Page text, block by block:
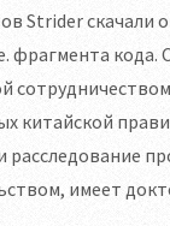
Strider скачали
фрагмента
китайской
расследование
имеет